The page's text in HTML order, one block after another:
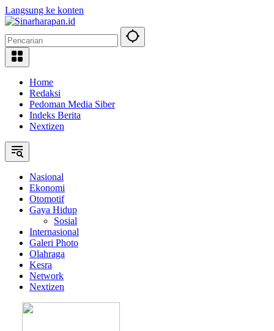
Langsung ke konten
Home
Redaksi
Pedoman Media Siber
Indeks Berita
Nextizen
Nasional
Ekonomi
Otomotif
Gaya Hidup
Sosial
Internasional
Galeri Photo
Olahraga
Kesra
Network
Nextizen